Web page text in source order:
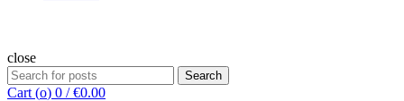
close
Search
for:
Search
Cart (o) 0 / €0.00